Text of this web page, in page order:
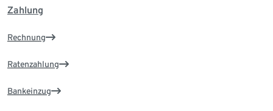
Zahlung
Rechnung
Ratenzahlung
Bankeinzug